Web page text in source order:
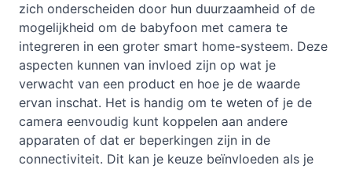
zich onderscheiden door hun duurzaamheid of de
mogelijkheid om de babyfoon met camera te
integreren in een groter smart home-systeem. Deze
aspecten kunnen van invloed zijn op wat je
verwacht van een product en hoe je de waarde
ervan inschat. Het is handig om te weten of je de
camera eenvoudig kunt koppelen aan andere
apparaten of dat er beperkingen zijn in de
connectiviteit. Dit kan je keuze beïnvloeden als je